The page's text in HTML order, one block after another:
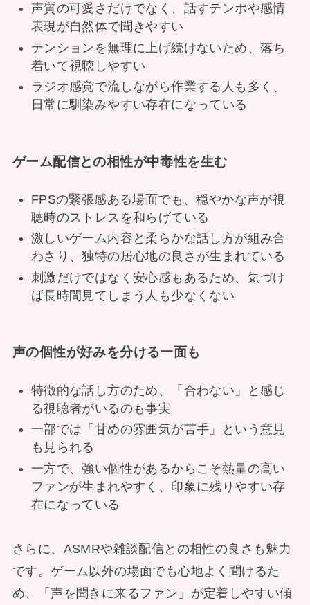
声質の可愛さだけでなく、話すテンポや感情
表現が自然体で聞きやすい
テンションを無理に上げ続けないため、落ち
着いて視聴しやすい
ラジオ感覚で流しながら作業する人も多く、
日常に馴染みやすい存在になっている
ゲーム配信との相性が中毒性を生む
FPSの緊張感ある場面でも、穏やかな声が視
聴時のストレスを和らげている
激しいゲーム内容と柔らかな話し方が組み合
わさり、独特の居心地の良さが生まれている
刺激だけではなく安心感もあるため、気づけ
ば長時間見てしまう人も少なくない
声の個性が好みを分ける一面も
特徴的な話し方のため、「合わない」と感じ
る視聴者がいるのも事実
一部では「甘めの雰囲気が苦手」という意見
も見られる
一方で、強い個性があるからこそ熱量の高い
ファンが生まれやすく、印象に残りやすい存
在になっている
さらに、ASMRや雑談配信との相性の良さも魅力
です。ゲーム以外の場面でも心地よく聞けるた
め、「声を聞きに来るファン」が定着しやすい傾